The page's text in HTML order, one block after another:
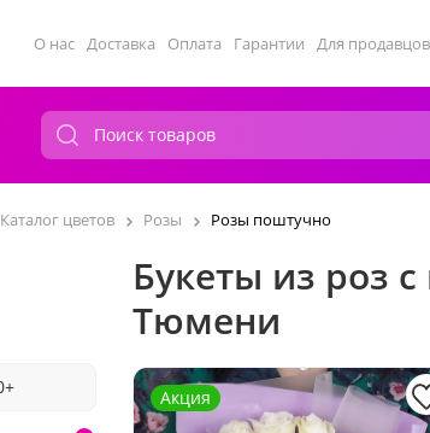
О нас Доставка Оплата Гарантии Для продавцов
Каталог цветов Розы Розы поштучно
Букеты из роз
Тюмени
Акция